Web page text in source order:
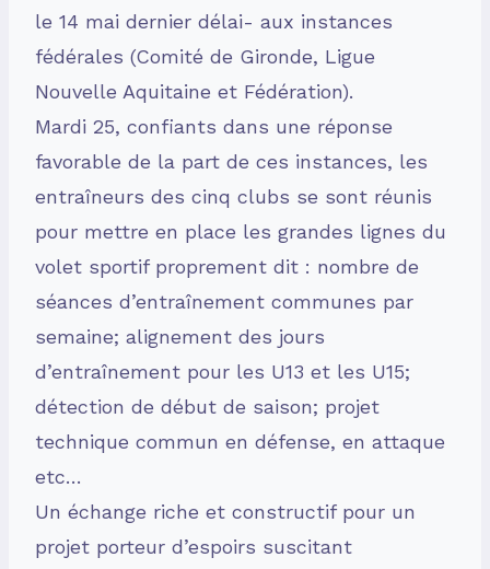
le 14 mai dernier délai- aux instances
fédérales (Comité de Gironde, Ligue
Nouvelle Aquitaine et Fédération).
Mardi 25, confiants dans une réponse
favorable de la part de ces instances, les
entraîneurs des cinq clubs se sont réunis
pour mettre en place les grandes lignes du
volet sportif proprement dit : nombre de
séances d’entraînement communes par
semaine; alignement des jours
d’entraînement pour les U13 et les U15;
détection de début de saison; projet
technique commun en défense, en attaque
etc…
Un échange riche et constructif pour un
projet porteur d’espoirs suscitant